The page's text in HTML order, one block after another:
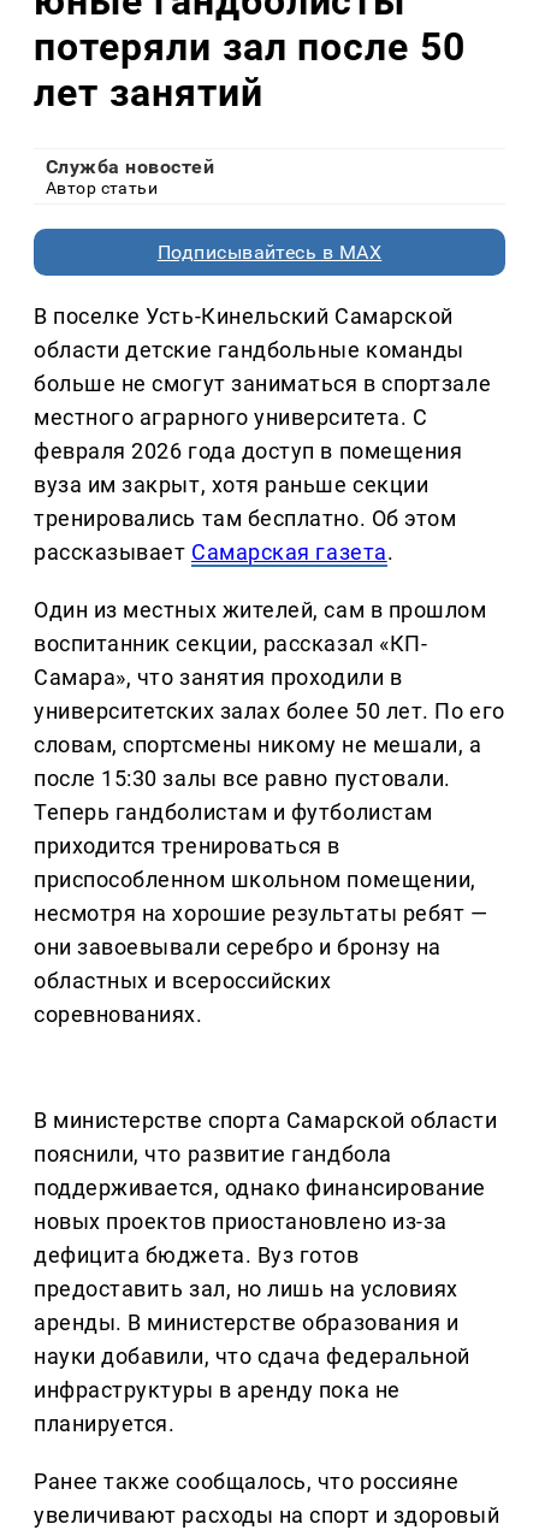
потеряли зал после 50
лет занятий
Служба новостей
Автор статьи
Подписывайтесь в MAX
В поселке Усть-Кинельский Самарской
области детские гандбольные команды
больше не смогут заниматься в спортзале
местного аграрного университета. С
февраля 2026 года доступ в помещения
вуза им закрыт, хотя раньше секции
тренировались там бесплатно. Об этом
рассказывает Самарская газета.
Один из местных жителей, сам в прошлом
воспитанник секции, рассказал «КП-
Самара», что занятия проходили в
университетских залах более 50 лет. По его
словам, спортсмены никому не мешали, а
после 15:30 залы все равно пустовали.
Теперь гандболистам и футболистам
приходится тренироваться в
приспособленном школьном помещении,
несмотря на хорошие результаты ребят —
они завоевывали серебро и бронзу на
областных и всероссийских
соревнованиях.
В министерстве спорта Самарской области
пояснили, что развитие гандбола
поддерживается, однако финансирование
новых проектов приостановлено из-за
дефицита бюджета. Вуз готов
предоставить зал, но лишь на условиях
аренды. В министерстве образования и
науки добавили, что сдача федеральной
инфраструктуры в аренду пока не
планируется.
Ранее также сообщалось, что россияне
увеличивают расходы на спорт и здоровый